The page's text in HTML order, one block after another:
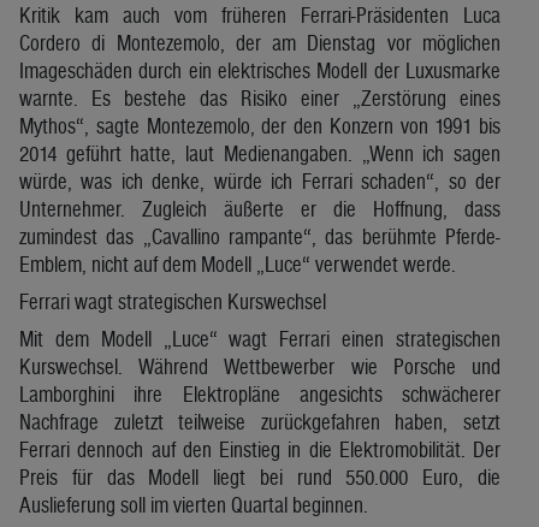
Kritik kam auch vom früheren Ferrari-Präsidenten Luca
Cordero di Montezemolo, der am Dienstag vor möglichen
Imageschäden durch ein elektrisches Modell der Luxusmarke
warnte. Es bestehe das Risiko einer „Zerstörung eines
Mythos“, sagte Montezemolo, der den Konzern von 1991 bis
2014 geführt hatte, laut Medienangaben. „Wenn ich sagen
würde, was ich denke, würde ich Ferrari schaden“, so der
Unternehmer. Zugleich äußerte er die Hoffnung, dass
zumindest das „Cavallino rampante“, das berühmte Pferde-
Emblem, nicht auf dem Modell „Luce“ verwendet werde.
Ferrari wagt strategischen Kurswechsel
Mit dem Modell „Luce“ wagt Ferrari einen strategischen
Kurswechsel. Während Wettbewerber wie Porsche und
Lamborghini ihre Elektropläne angesichts schwächerer
Nachfrage zuletzt teilweise zurückgefahren haben, setzt
Ferrari dennoch auf den Einstieg in die Elektromobilität. Der
Preis für das Modell liegt bei rund 550.000 Euro, die
Auslieferung soll im vierten Quartal beginnen.